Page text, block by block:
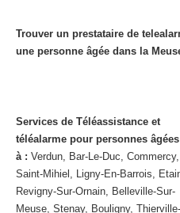
Trouver un prestataire de
une personne âgée dans la
Services de Téléassistance et
téléalarme pour personnes âgées
à : Verdun, Bar-Le-Duc, Commercy,
Saint-Mihiel, Ligny-En-Barrois,
Revigny-Sur-Ornain, Belleville-Sur-
Meuse, Stenay, Bouligny, Thierville-